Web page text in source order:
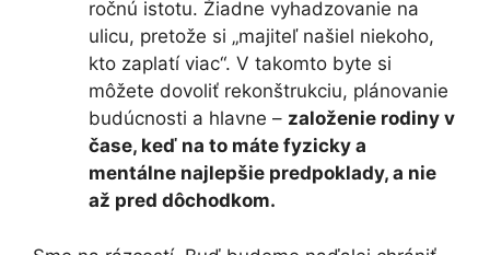
ročnú istotu. Žiadne vyhadzovanie na
ulicu, pretože si „majiteľ našiel niekoho,
kto zaplatí viac“. V takomto byte si
môžete dovoliť rekonštrukciu, plánovanie
budúcnosti a hlavne – založenie rodiny v
čase, keď na to máte fyzicky a
mentálne najlepšie predpoklady, a nie
až pred dôchodkom.